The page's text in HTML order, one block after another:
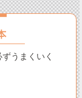
ずうまくいく